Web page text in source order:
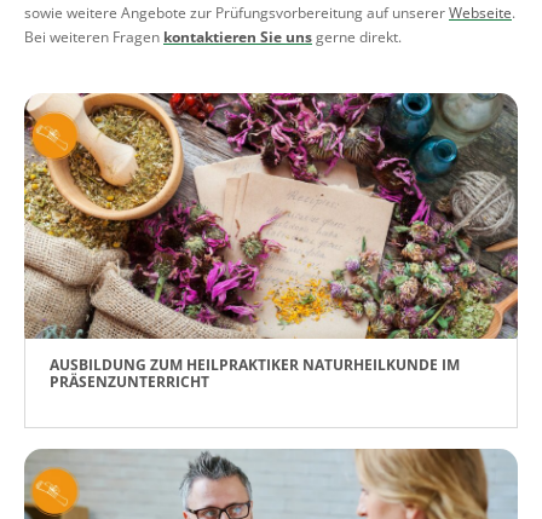
sowie weitere Angebote zur Prüfungsvorbereitung auf unsererWebseite.
Bei weiteren Fragen kontaktieren Sie unsgerne direkt.
AUSBILDUNG ZUM HEILPRAKTIKER NATURHEILKUNDE IM
PRÄSENZUNTERRICHT